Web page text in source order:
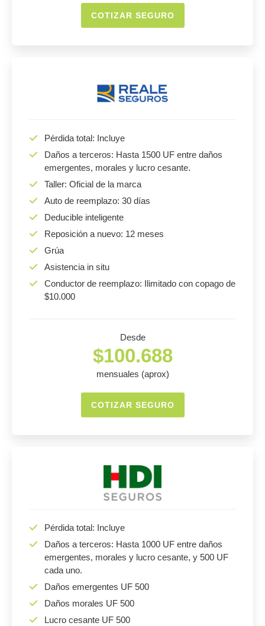
COTIZAR SEGURO
Pérdida total: Incluye
Daños a terceros: Hasta 1500 UF entre daños
emergentes, morales y lucro cesante.
Taller: Oficial de la marca
Auto de reemplazo: 30 días
Deducible inteligente
Reposición a nuevo: 12 meses
Grúa
Asistencia in situ
Conductor de reemplazo: Ilimitado con copago de
$10.000
Desde
$100.688
mensuales (aprox)
COTIZAR SEGURO
Pérdida total: Incluye
Daños a terceros: Hasta 1000 UF entre daños
emergentes, morales y lucro cesante, y 500 UF
cada uno.
Daños emergentes UF 500
Daños morales UF 500
Lucro cesante UF 500